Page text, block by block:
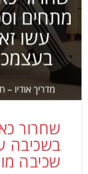
שחרור
שכיבה